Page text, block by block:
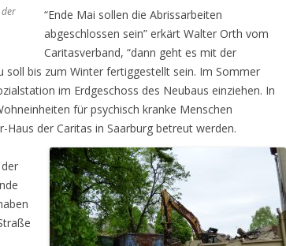
der
“Ende Mai sollen die Abrissarbeiten
abgeschlossen sein” erkärt Walter Orth vom
Caritasverband, “dann geht es mit der
soll bis zum Winter fertiggestellt sein. Im Sommer
im Erdgeschoss des Neubaus einziehen. In
für psychisch kranke Menschen
der Caritas in Saarburg betreut werden.
der